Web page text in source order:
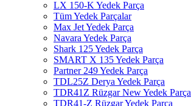
LX 150-K Yedek Parça
Tüm Yedek Parçalar
Max Jet Yedek Parça
Navara Yedek Parça
Shark 125 Yedek Parça
SMART X 135 Yedek Parça
Partner 249 Yedek Parça
TDL25Z Derya Yedek Parça
TDR41Z Rüzgar New Yedek Parça
TDR41-Z Rüzgar Yedek Parça